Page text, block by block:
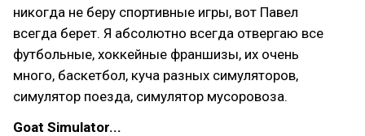
никогда не беру спортивные игры, вот Павел
всегда берет. Я абсолютно всегда отвергаю все
футбольные, хоккейные франшизы, их очень
много, баскетбол, куча разных симуляторов,
симулятор поезда, симулятор мусоровоза.
Goat Simulator...